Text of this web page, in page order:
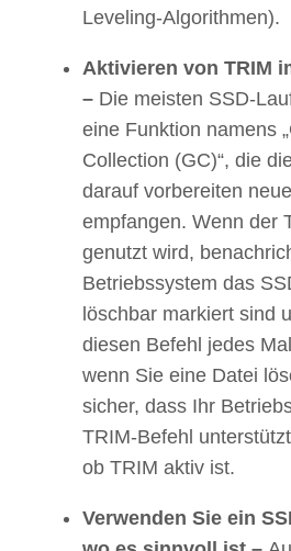
Leveling-Algorithmen).
Aktivieren von TRIM
– Die meisten SSD-
eine Funktion namens
Collection (GC)“, die
darauf vorbereiten
empfangen. Wenn der
genutzt wird,
Betriebssystem das
löschbar markiert sind
diesen Befehl jedes
wenn Sie eine Datei
sicher, dass Ihr
TRIM-Befehl
ob TRIM aktiv ist.
Verwenden Sie ein